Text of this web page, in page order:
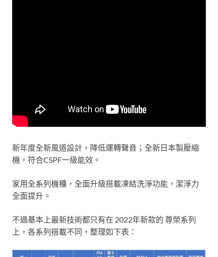
新年度全新風道設計，降低運轉聲音；全新日本製壓縮
機，符合CSPF一級能效。
家用全系列機種，全面升級搭載凍結洗淨功能，潔淨力
全面提升。
不過基本上最新技術都只有在 2022年新款的 尊榮系列
上，各系列搭載不同，整理如下表：